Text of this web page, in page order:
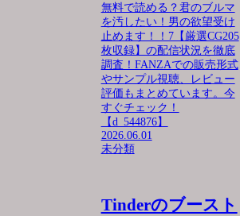
無料で読める？君のブルマ
を汚したい！男の欲望受け
止めます！！7【厳選CG205
枚収録】の配信状況を徹底
調査！FANZAでの販売形式
やサンプル視聴、レビュー
評価もまとめています。今
すぐチェック！
【d_544876】
2026.06.01
未分類
Tinderのブースト